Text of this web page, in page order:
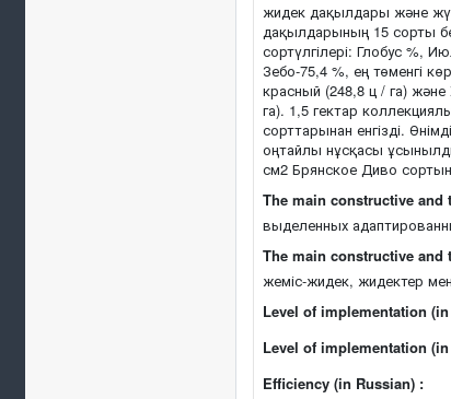
жидек дақылдары және
дақылдарының 15 сорты
сортүлгілері: Глобус %,
Зебо-75,4 %, ең төменгі
красный (248,8 ц / га)
га). 1,5 гектар
сорттарынан енгізді.
оңтайлы нұсқасы
см2 Брянское Диво
The main constructive
выделенных
The main constructive
жеміс-жидек, жидектер мен
Level of implementation
Level of implementation
Efficiency (in Russian) :